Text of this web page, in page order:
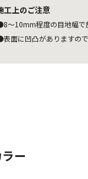
工上のご注意
〜10mm程度の目地幅で
面に凹凸がありますの
ー